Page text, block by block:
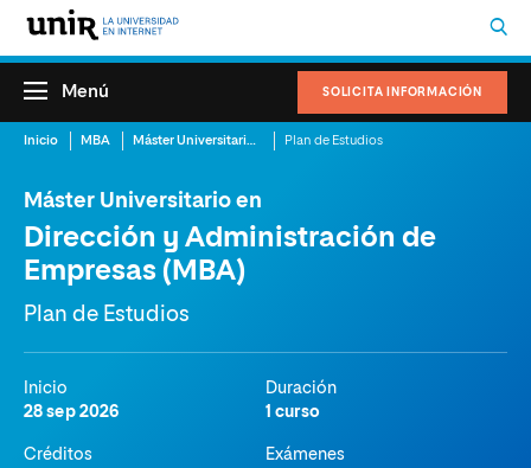
SOLICITA INFORMACIÓN
Menú
Inicio MBA Máster Universitario en Dirección y Administración de Empresas (MBA) Plan de Estudios
Máster Universitario en
Dirección y Administración de
Empresas (MBA)
Plan de Estudios
Inicio
28 sep 2026
Duración
1 curso
Créditos
Exámenes